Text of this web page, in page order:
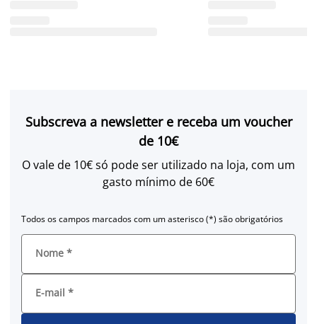
Subscreva a newsletter e receba um voucher
de 10€
O vale de 10€ só pode ser utilizado na loja, com um
gasto mínimo de 60€
Todos os campos marcados com um asterisco (*) são obrigatórios
Nome *
E-mail *